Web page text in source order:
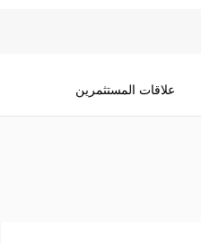
علاقات المستثمرين